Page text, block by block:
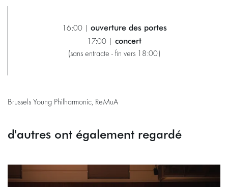
16:00 | ouverture des portes
17:00 | concert
(sans entracte - fin vers 18:00)
Brussels Young Philharmonic, ReMuA
d'autres ont également regardé